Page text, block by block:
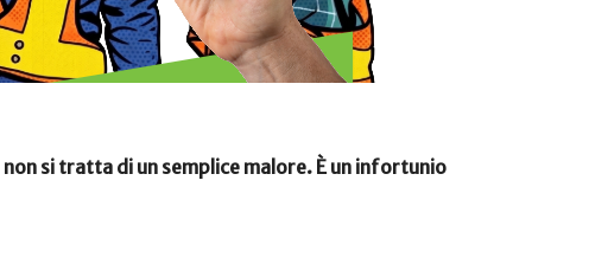
non si tratta di un semplice malore. È un infortunio